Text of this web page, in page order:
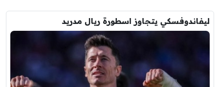
ليفاندوفسكي يتجاوز اسطورة ريال مدريد